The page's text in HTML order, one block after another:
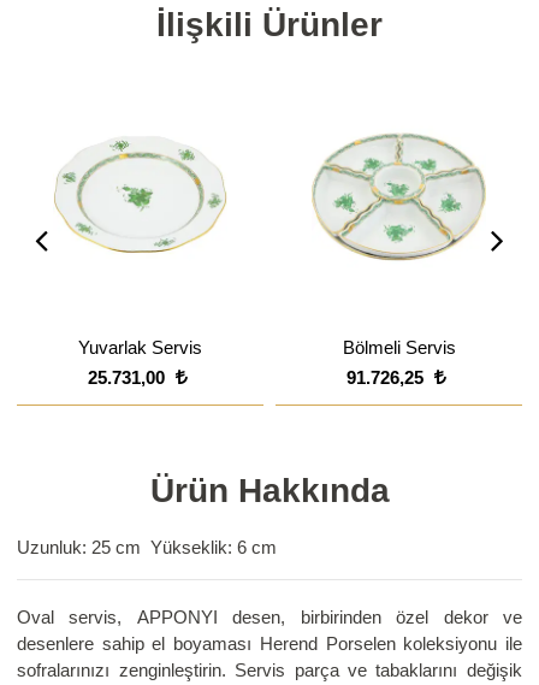
İlişkili Ürünler
Yuvarlak Servis
25.731,00
Bölmeli Servis
91.726,25
Ürün Hakkında
Uzunluk: 25 cm Yükseklik: 6 cm
Oval servis, APPONYI desen, birbirinden özel dekor ve
desenlere sahip el boyaması Herend Porselen koleksiyonu ile
sofralarınızı zenginleştirin. Servis parça ve tabaklarını değişik